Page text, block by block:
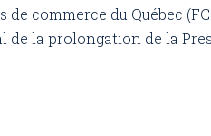
commerce du Québec
la prolongation de la